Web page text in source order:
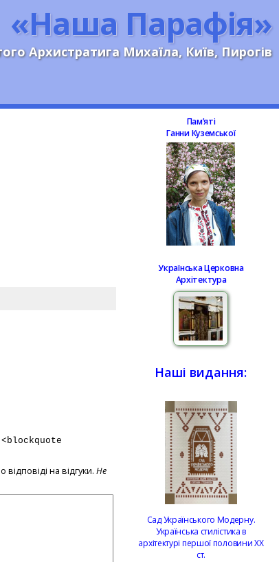
«Наша Парафія»
Архистратига Михаїла, Київ, Пирогів
на відгуки.Не
Памʼяті
Ганни Куземської
Українська Церковна
Архітектура
Наші видання:
Сад Українського Модерну.
Українська стилістика в
архітектурі першої половини ХХ
ст.